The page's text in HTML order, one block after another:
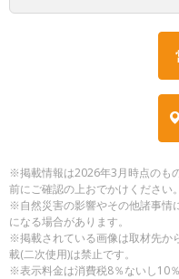
※掲載情報は2026年3月時点のも
前にご確認の上おでかけください。
※自然災害の影響やその他諸事情
になる場合があります。
※掲載されている画像は取材先か
載(二次使用)は禁止です。
※表示料金は消費税8％ないし10